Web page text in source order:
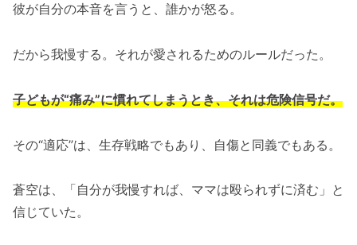
彼が自分の本音を言うと、誰かが怒る。
だから我慢する。それが愛されるためのルールだった。
子どもが“痛み”に慣れてしまうとき、それは危険信号だ。
その“適応”は、生存戦略でもあり、自傷と同義でもある。
蒼空は、「自分が我慢すれば、ママは殴られずに済む」と
信じていた。